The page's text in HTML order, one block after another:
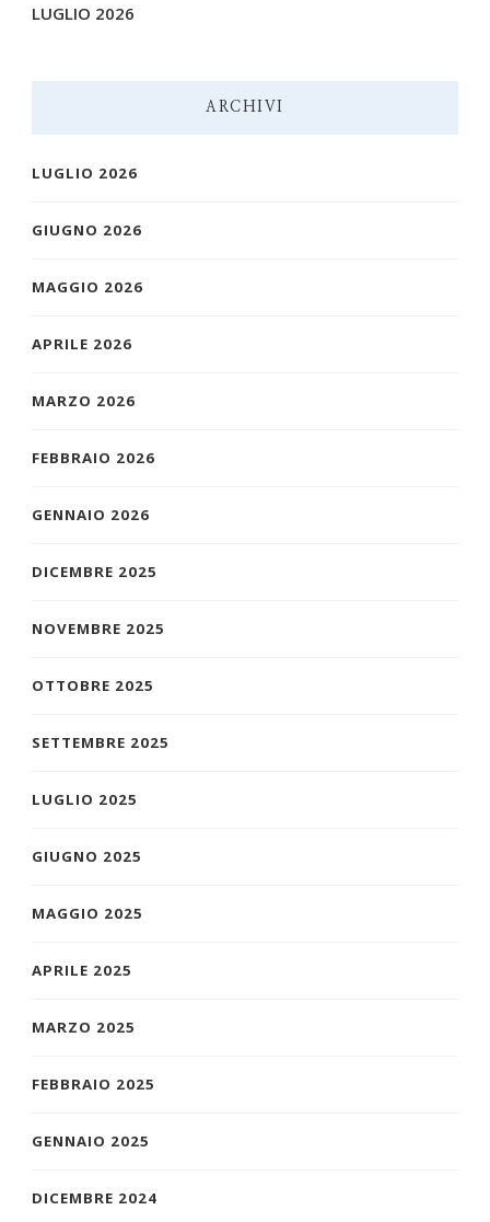
LUGLIO 2026
ARCHIVI
LUGLIO 2026
GIUGNO 2026
MAGGIO 2026
APRILE 2026
MARZO 2026
FEBBRAIO 2026
GENNAIO 2026
DICEMBRE 2025
NOVEMBRE 2025
OTTOBRE 2025
SETTEMBRE 2025
LUGLIO 2025
GIUGNO 2025
MAGGIO 2025
APRILE 2025
MARZO 2025
FEBBRAIO 2025
GENNAIO 2025
DICEMBRE 2024